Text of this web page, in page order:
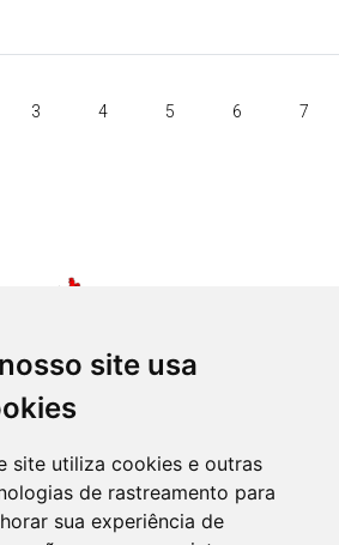
site usa
site utiliza cookies e outras
de rastreamento para
sua experiência de
3 4 5 6 7
PRINCIPIO
GRANDE DO SUL